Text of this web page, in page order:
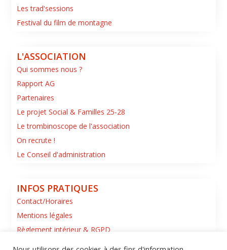
Les trad'sessions
Festival du film de montagne
L'ASSOCIATION
Qui sommes nous ?
Rapport AG
Partenaires
Le projet Social & Familles 25-28
Le trombinoscope de l'association
On recrute !
Le Conseil d'administration
INFOS PRATIQUES
Contact/Horaires
Mentions légales
Règlement intérieur & RGPD